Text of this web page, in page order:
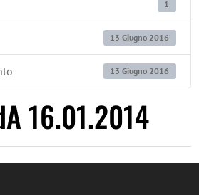
1
13 Giugno 2016
13 Giugno 2016
16.01.2014